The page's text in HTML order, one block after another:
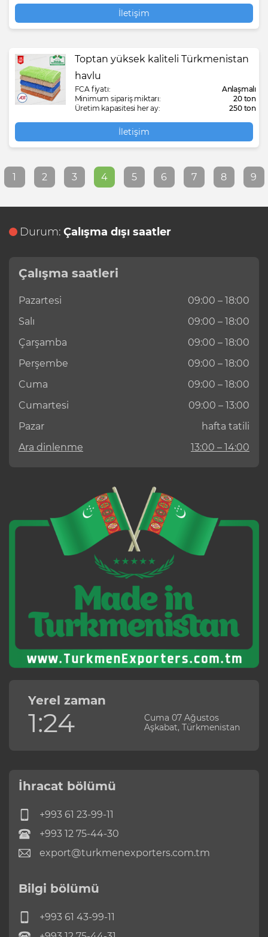
İletişim
Toptan yüksek kaliteli Türkmenistan
havlu
FCA fiyatı:
Anlaşmalı
Minimum sipariş miktarı:
20 ton
Üretim kapasitesi her ay:
250 ton
İletişim
1 2 3 4 5 6 7 8 9
Durum: Çalışma dışı saatler
Çalışma saatleri
Pazartesi
09:00 – 18:00
Salı
09:00 – 18:00
Çarşamba
09:00 – 18:00
Perşembe
09:00 – 18:00
Cuma
09:00 – 18:00
Cumartesi
09:00 – 13:00
Pazar
hafta tatili
Ara dinlenme
13:00 – 14:00
Yerel zaman
1:24
Cuma 07 Ağustos
Aşkabat, Türkmenistan
İhracat bölümü
+993 61 23-99-11
+993 12 75-44-30
export@turkmenexporters.com.tm
Bilgi bölümü
+993 61 43-99-11